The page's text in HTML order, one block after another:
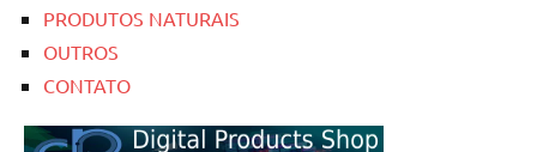
PRODUTOS NATURAIS
OUTROS
CONTATO